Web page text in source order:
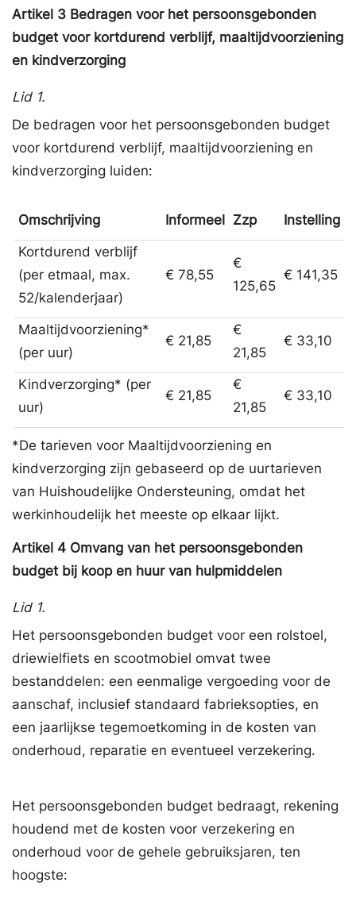
Artikel 3 Bedragen voor het persoonsgebonden
budget voor kortdurend verblijf, maaltijdvoorziening
en kindverzorging
Lid 1.
De bedragen voor het persoonsgebonden budget
voor kortdurend verblijf, maaltijdvoorziening en
kindverzorging luiden:
Omschrijving Informeel Zzp
Instelling
Kortdurend verblijf
(per etmaal, max.
52/kalenderjaar)
€ 78,55
€
125,65
€ 141,35
Maaltijdvoorziening*
(per uur)
€ 21,85
€
21,85
€ 33,10
Kindverzorging* (per
uur)
€ 21,85
€
21,85
€ 33,10
*De tarieven voor Maaltijdvoorziening en
kindverzorging zijn gebaseerd op de uurtarieven
van Huishoudelijke Ondersteuning, omdat het
werkinhoudelijk het meeste op elkaar lijkt.
Artikel 4 Omvang van het persoonsgebonden
budget bij koop en huur van hulpmiddelen
Lid 1.
Het persoonsgebonden budget voor een rolstoel,
driewielfiets en scootmobiel omvat twee
bestanddelen: een eenmalige vergoeding voor de
aanschaf, inclusief standaard fabrieksopties, en
een jaarlijkse tegemoetkoming in de kosten van
onderhoud, reparatie en eventueel verzekering.
Het persoonsgebonden budget bedraagt, rekening
houdend met de kosten voor verzekering en
onderhoud voor de gehele gebruiksjaren, ten
hoogste: